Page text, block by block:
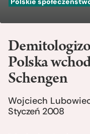
Polska
Schengen
Wojciech
Styczeń 2008